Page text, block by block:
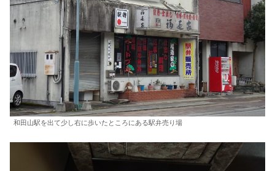
和田山駅を出て少し右に歩いたところにある駅弁売り場